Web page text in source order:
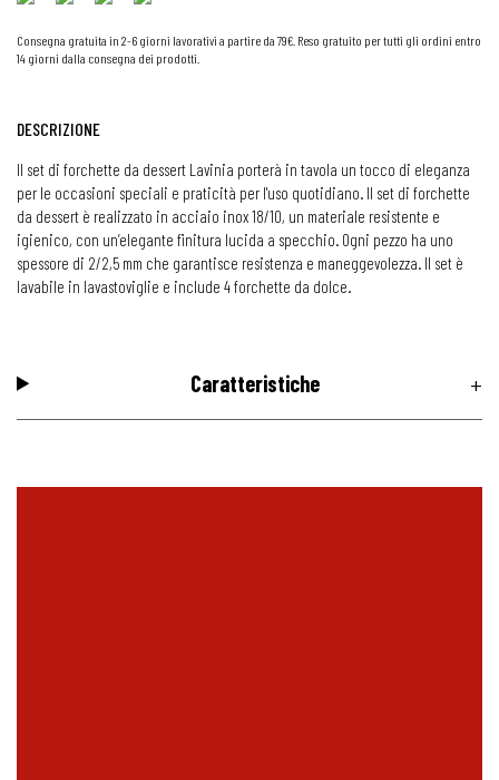
Consegna gratuita in 2-6 giorni lavorativi a partire da 79€. Reso gratuito per tutti gli ordini entro
14 giorni dalla consegna dei prodotti.
DESCRIZIONE
Il set di forchette da dessert Lavinia porterà in tavola un tocco di eleganza
per le occasioni speciali e praticità per l'uso quotidiano. Il set di forchette
da dessert è realizzato in acciaio inox 18/10, un materiale resistente e
igienico, con un’elegante finitura lucida a specchio. Ogni pezzo ha uno
spessore di 2/2,5 mm che garantisce resistenza e maneggevolezza. Il set è
lavabile in lavastoviglie e include 4 forchette da dolce.
Caratteristiche